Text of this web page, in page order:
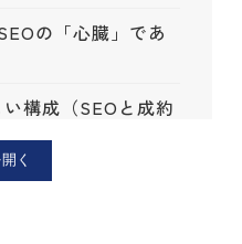
の「心臓」であ
構成（SEOと成約
）
ルの正しい書き方
く